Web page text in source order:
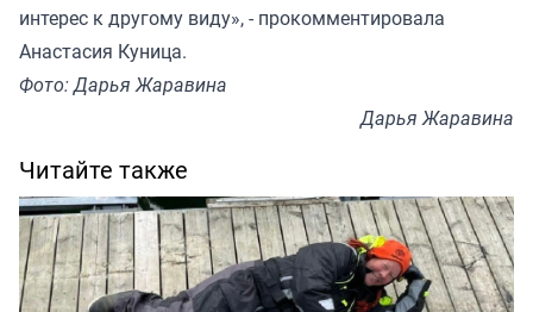
интерес к другому виду», - прокомментировала
Анастасия Куница.
Фото: Дарья Жаравина
Дарья Жаравина
Читайте также